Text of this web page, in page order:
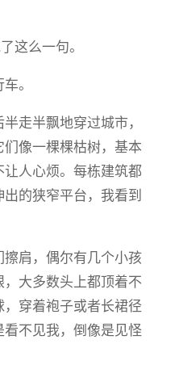
这么一句。
。
走半飘地穿过城市，
像一棵棵枯树，基本
人心烦。每栋建筑都
的狭窄平台，我看到
肩，偶尔有几个小孩
大多数头上都顶着不
穿着袍子或者长裙径
不见我，倒像是见怪